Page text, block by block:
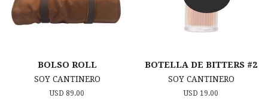
BOLSO ROLL
SOY CANTINERO
Precio
USD 89.00
BOTELLA DE BITTERS #2
SOY CANTINERO
Precio
USD 19.00